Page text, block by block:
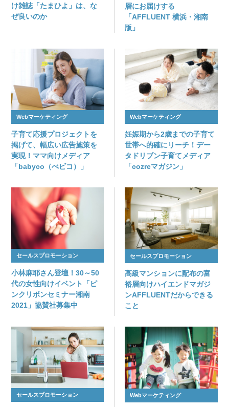
け雑誌「たまひよ」は、な
ぜ良いのか
層にお届けする
「AFFLUENT 横浜・湘南
版」
Webマーケティング
子育て応援プロジェクトを
掲げて、幅広い広告施策を
実現！ママ向けメディア
「babyco（べビコ）」
Webマーケティング
妊娠期から2歳までの子育て
世帯へ的確にリーチ！デー
タドリブン子育てメディア
「cozreマガジン」
セールスプロモーション
小林麻耶さん登壇！30～50
代の女性向けイベント「ピ
ンクリボンセミナー湘南
2021」協賛社募集中
セールスプロモーション
高級マンションに配布の富
裕層向けハイエンドマガジ
ンAFFLUENTだからできる
こと
セールスプロモーション Webマーケティング